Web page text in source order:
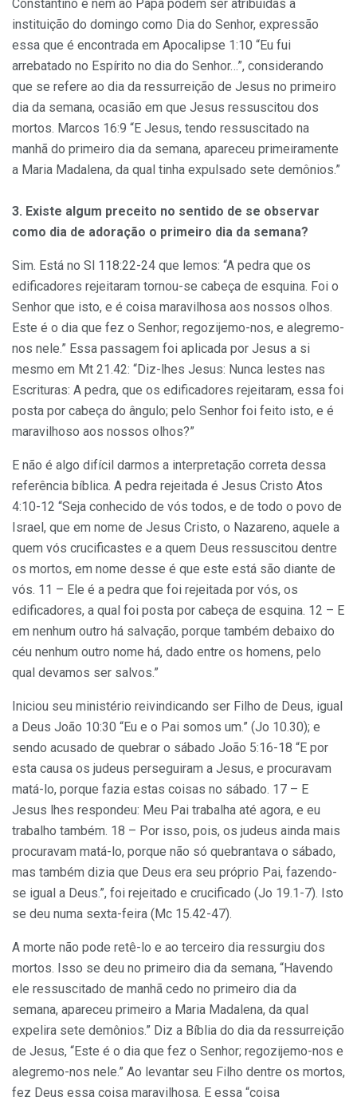
Constantino e nem ao Papa podem ser atribuídas a
instituição do domingo como Dia do Senhor, expressão
essa que é encontrada em Apocalipse 1:10 “Eu fui
arrebatado no Espírito no dia do Senhor…”, considerando
que se refere ao dia da ressurreição de Jesus no primeiro
dia da semana, ocasião em que Jesus ressuscitou dos
mortos. Marcos 16:9 “E Jesus, tendo ressuscitado na
manhã do primeiro dia da semana, apareceu primeiramente
a Maria Madalena, da qual tinha expulsado sete demônios.”
3. Existe algum preceito no sentido de se observar
como dia de adoração o primeiro dia da semana?
Sim. Está no Sl 118:22-24 que lemos: “A pedra que os
edificadores rejeitaram tornou-se cabeça de esquina. Foi o
Senhor que isto, e é coisa maravilhosa aos nossos olhos.
Este é o dia que fez o Senhor; regozijemo-nos, e alegremo-
nos nele.” Essa passagem foi aplicada por Jesus a si
mesmo em Mt 21.42: “Diz-lhes Jesus: Nunca lestes nas
Escrituras: A pedra, que os edificadores rejeitaram, essa foi
posta por cabeça do ângulo; pelo Senhor foi feito isto, e é
maravilhoso aos nossos olhos?”
E não é algo difícil darmos a interpretação correta dessa
referência bíblica. A pedra rejeitada é Jesus Cristo Atos
4:10-12 “Seja conhecido de vós todos, e de todo o povo de
Israel, que em nome de Jesus Cristo, o Nazareno, aquele a
quem vós crucificastes e a quem Deus ressuscitou dentre
os mortos, em nome desse é que este está são diante de
vós. 11 – Ele é a pedra que foi rejeitada por vós, os
edificadores, a qual foi posta por cabeça de esquina. 12 – E
em nenhum outro há salvação, porque também debaixo do
céu nenhum outro nome há, dado entre os homens, pelo
qual devamos ser salvos.”
Iniciou seu ministério reivindicando ser Filho de Deus, igual
a Deus João 10:30 “Eu e o Pai somos um.” (Jo 10.30); e
sendo acusado de quebrar o sábado João 5:16-18 “E por
esta causa os judeus perseguiram a Jesus, e procuravam
matá-lo, porque fazia estas coisas no sábado. 17 – E
Jesus lhes respondeu: Meu Pai trabalha até agora, e eu
trabalho também. 18 – Por isso, pois, os judeus ainda mais
procuravam matá-lo, porque não só quebrantava o sábado,
mas também dizia que Deus era seu próprio Pai, fazendo-
se igual a Deus.”, foi rejeitado e crucificado (Jo 19.1-7). Isto
se deu numa sexta-feira (Mc 15.42-47).
A morte não pode retê-lo e ao terceiro dia ressurgiu dos
mortos. Isso se deu no primeiro dia da semana, “Havendo
ele ressuscitado de manhã cedo no primeiro dia da
semana, apareceu primeiro a Maria Madalena, da qual
expelira sete demônios.” Diz a Bíblia do dia da ressurreição
de Jesus, “Este é o dia que fez o Senhor; regozijemo-nos e
alegremo-nos nele.” Ao levantar seu Filho dentre os mortos,
fez Deus essa coisa maravilhosa. E essa “coisa